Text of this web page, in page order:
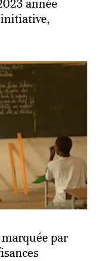
année
par